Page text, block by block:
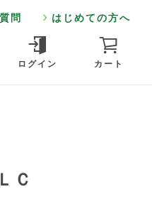
問 はじめての方へ
ログイン カート
Ｃ